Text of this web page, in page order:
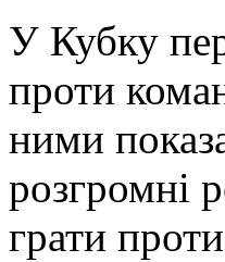
У Кубку
проти
ними
розгромні
грати